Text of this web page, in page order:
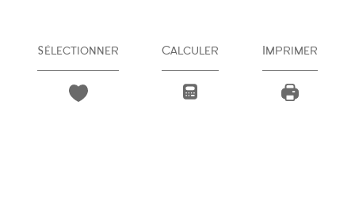
Sélectionner Calculer Imprimer